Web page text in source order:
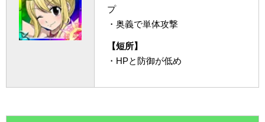
プ
・奥義で単体攻撃
【短所】
・HPと防御が低め